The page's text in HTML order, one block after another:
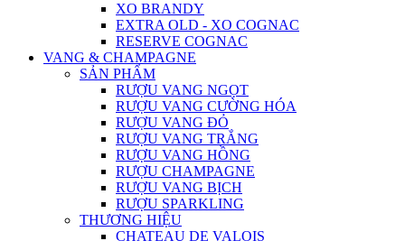
XO BRANDY
EXTRA OLD - XO COGNAC
RESERVE COGNAC
VANG & CHAMPAGNE
SẢN PHẨM
RƯỢU VANG NGỌT
RƯỢU VANG CƯỜNG HÓA
RƯỢU VANG ĐỎ
RƯỢU VANG TRẮNG
RƯỢU VANG HỒNG
RƯỢU CHAMPAGNE
RƯỢU VANG BỊCH
RƯỢU SPARKLING
THƯƠNG HIỆU
CHATEAU DE VALOIS